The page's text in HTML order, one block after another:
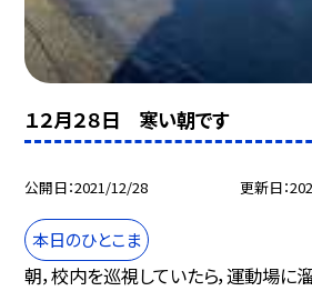
１２月２８日 寒い朝です
公開日 2021/12/28 更新日
本日のひとこま
朝，校内を巡視していたら，運動場に